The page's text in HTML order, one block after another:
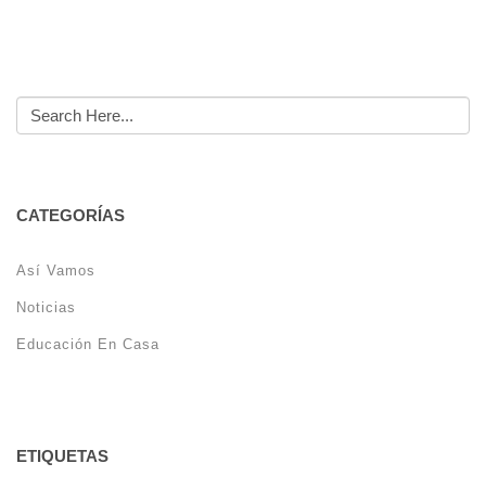
CATEGORÍAS
Así Vamos
Noticias
Educación En Casa
ETIQUETAS